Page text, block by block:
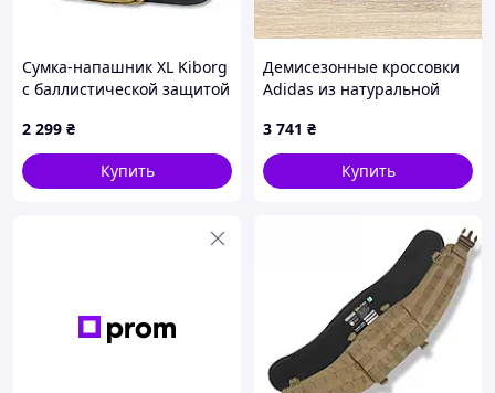
Сумка-напашник XL Kiborg
с баллистической защитой
2 299 ₴
Купить
Демисезонные кроссовки
Adidas из натуральной
3 741 ₴
Купить